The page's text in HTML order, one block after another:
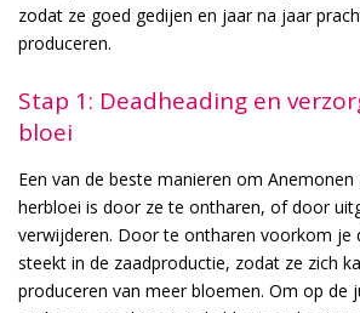
zodat ze goed gedijen en jaar na jaar
produceren.
Stap 1: Deadheading en
bloei
Een van de beste manieren om
herbloei is door ze te ontharen, of door
verwijderen. Door te ontharen voorkom je
steekt in de zaadproductie, zodat ze zich
produceren van meer bloemen. Om op de